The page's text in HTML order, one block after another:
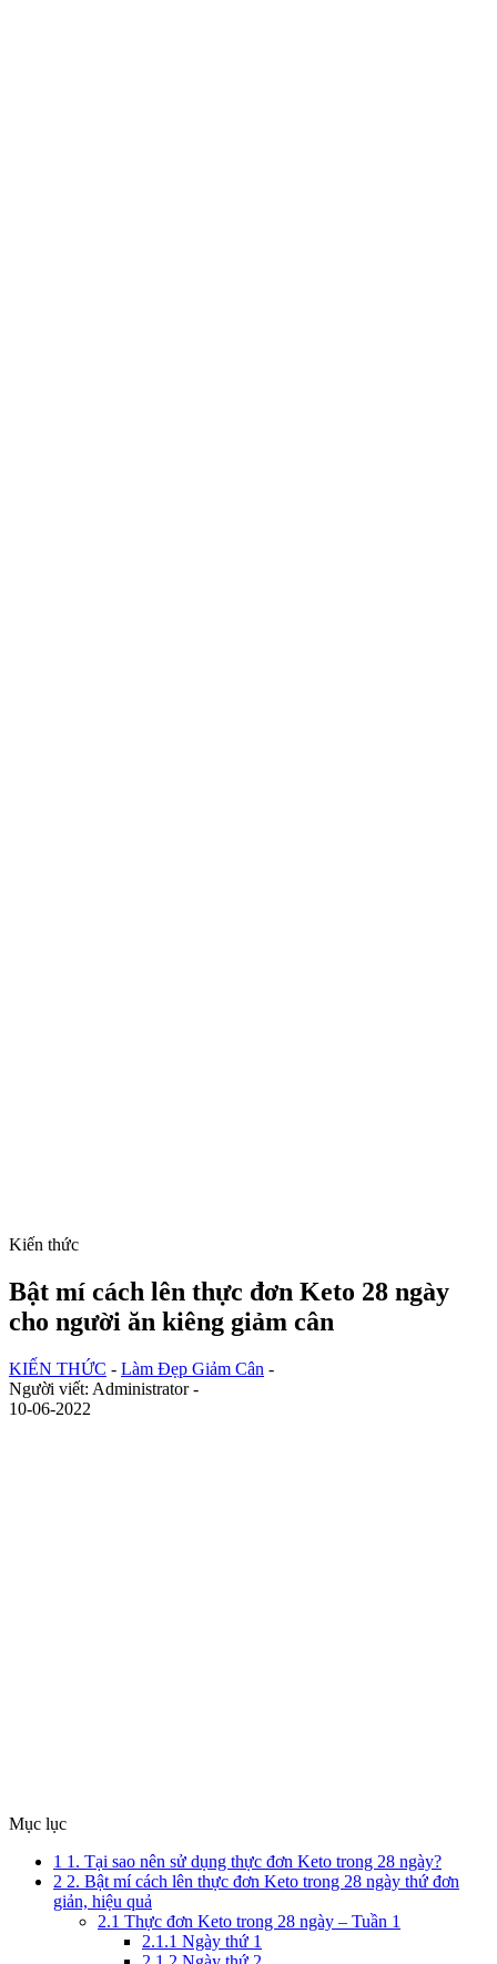
Kiến thức
Bật mí cách lên thực đơn Keto 28 ngày
cho người ăn kiêng giảm cân
KIẾN THỨC - Làm Đẹp Giảm Cân -
Người viết: Administrator -
10-06-2022
Mục lục
1 1. Tại sao nên sử dụng thực đơn Keto trong 28 ngày?
2 2. Bật mí cách lên thực đơn Keto trong 28 ngày thứ đơn
giản, hiệu quả
2.1 Thực đơn Keto trong 28 ngày – Tuần 1
2.1.1 Ngày thứ 1